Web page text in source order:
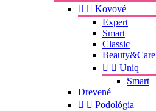
  Kovové
Expert
Smart
Classic
Beauty&Care
  Uniq
Smart
Drevené
  Podológia